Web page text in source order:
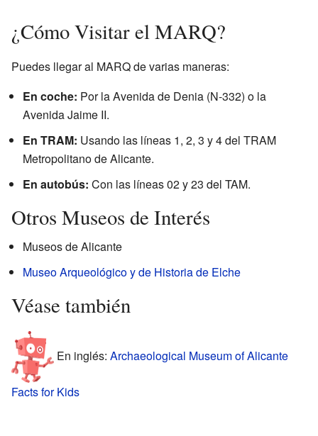
¿Cómo Visitar el MARQ?
Puedes llegar al MARQ de varias maneras:
En coche: Por la Avenida de Denia (N-332) o la
Avenida Jaime II.
En TRAM: Usando las líneas 1, 2, 3 y 4 del TRAM
Metropolitano de Alicante.
En autobús: Con las líneas 02 y 23 del TAM.
Otros Museos de Interés
Museos de Alicante
Museo Arqueológico y de Historia de Elche
Véase también
En inglés: Archaeological Museum of Alicante
Facts for Kids